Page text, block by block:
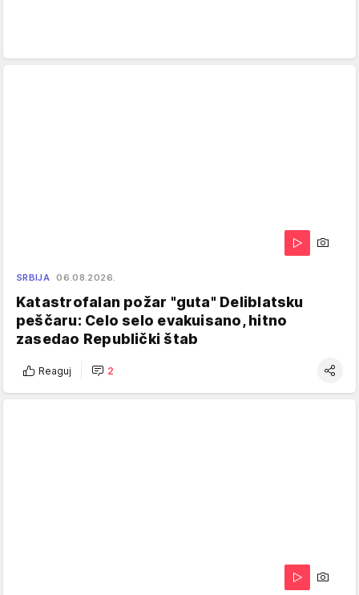
SRBIJA 06.08.2026.
Katastrofalan požar "guta" Deliblatsku
peščaru: Celo selo evakuisano, hitno
zasedao Republički štab
Reaguj 2